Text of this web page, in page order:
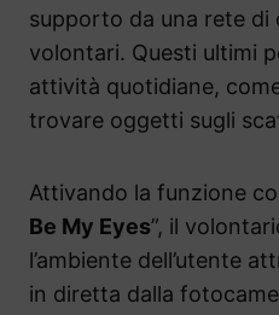
supporto da una rete di
volontari. Questi ultimi
attività quotidiane,
trovare oggetti sugli
Attivando la funzione
Be My Eyes”, il
l’ambiente dell’utente
in diretta dalla